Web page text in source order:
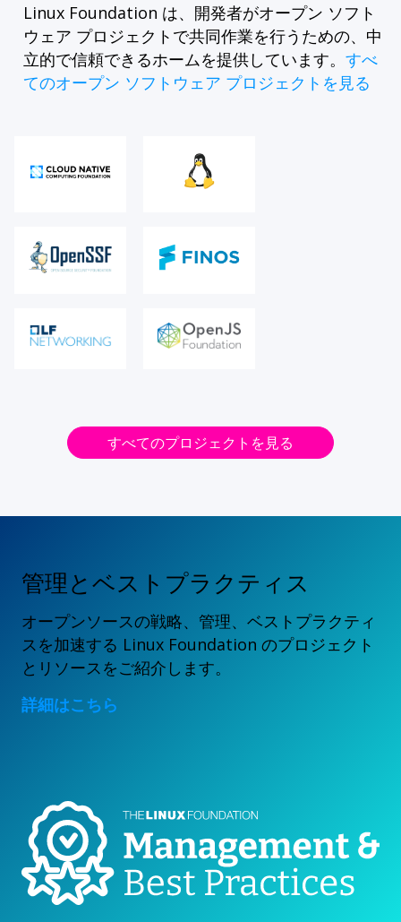
Linux Foundation は、開発者がオープン ソフト
ウェア プロジェクトで共同作業を行うための、中
立的で信頼できるホームを提供しています。 すべ
てのオープン ソフトウェア プロジェクトを見る
すべてのプロジェクトを見る
管理とベストプラクティス
オープンソースの戦略、管理、ベストプラクティ
スを加速する Linux Foundation のプロジェクト
とリソースをご紹介します。
詳細はこちら